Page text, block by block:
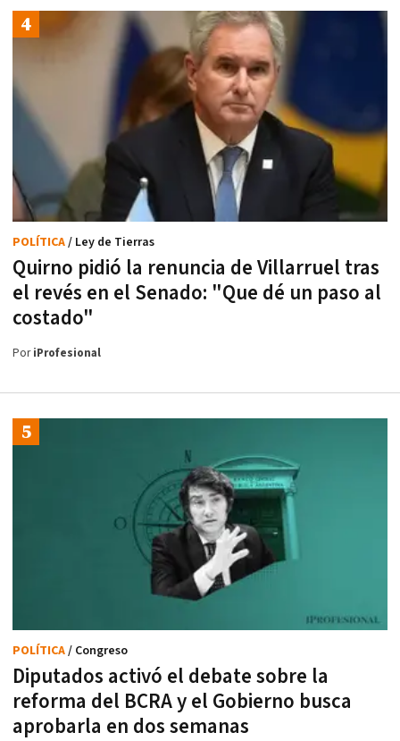
Quirno pidió la renuncia de Villarruel tras
el revés en el Senado: "Que dé un paso al
costado"
POLÍTICA/ Ley de Tierras
PoriProfesional
Diputados activó el debate sobre la
reforma del BCRA y el Gobierno busca
aprobarla en dos semanas
POLÍTICA/ Congreso